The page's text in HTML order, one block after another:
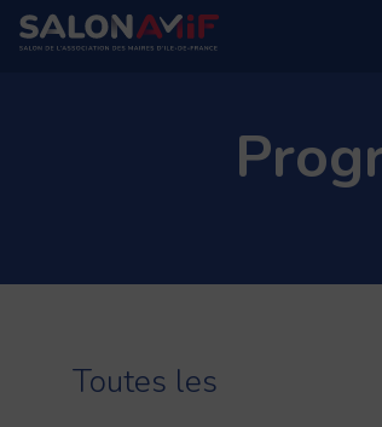
Toutes les